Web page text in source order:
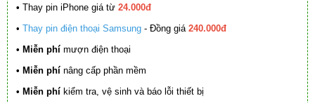
• Thay pin iPhone giá từ 24.000đ
• Thay pin điện thoại Samsung - Đồng giá 240.000đ
• Miễn phí mượn điện thoại
• Miễn phí nâng cấp phần mềm
• Miễn phí kiểm tra, vệ sinh và báo lỗi thiết bị